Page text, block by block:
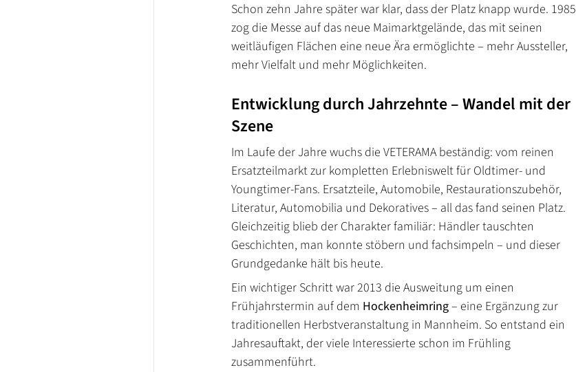
Schon zehn Jahre später war klar, dass der Platz knapp wurde. 1985
zog die Messe auf das neue Maimarktgelände, das mit seinen
weitläufigen Flächen eine neue Ära ermöglichte – mehr Aussteller,
mehr Vielfalt und mehr Möglichkeiten.
Entwicklung durch Jahrzehnte – Wandel mit der
Szene
Im Laufe der Jahre wuchs die VETERAMA beständig: vom reinen
Ersatzteilmarkt zur kompletten Erlebniswelt für Oldtimer- und
Youngtimer-Fans. Ersatzteile, Automobile, Restaurationszubehör,
Literatur, Automobilia und Dekoratives – all das fand seinen Platz.
Gleichzeitig blieb der Charakter familiär: Händler tauschten
Geschichten, man konnte stöbern und fachsimpeln – und dieser
Grundgedanke hält bis heute.
Ein wichtiger Schritt war 2013 die Ausweitung um einen
Frühjahrstermin auf dem Hockenheimring– eine Ergänzung zur
traditionellen Herbstveranstaltung in Mannheim. So entstand ein
Jahresauftakt, der viele Interessierte schon im Frühling
zusammenführt.